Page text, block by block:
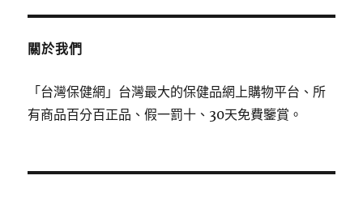
關於我們
「台灣保健網」台灣最大的保健品網上購物平台、所
有商品百分百正品、假一罰十、30天免費鑒賞。